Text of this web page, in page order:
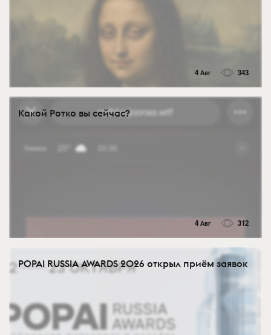
4 Авг 343
Какой Ротко вы сейчас?
4 Авг 312
POPAI RUSSIA AWARDS 2026 открыл приём заявок